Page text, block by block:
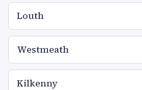
Louth
Westmeath
Kilkenny